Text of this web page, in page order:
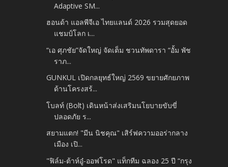
Adaptive SM...
ฮอนด้า แอลพีจีเอ ไทยแลนด์ 2026 รวมสุดยอด
แชมป์โลก เ...
“เอ ศุภชัย”จัดใหญ่ จัดเต็ม ชวนทัพดารา “อั้ม พัช
ราภ...
GUNKUL เปิดกลยุทธ์ใหญ่ 2569 ขยายศักยภาพ
ด้านโครงสร้...
โบลท์ (Bolt) เดินหน้าส่งเสริมนโยบายขับขี่
ปลอดภัย ร...
สยามแตก! "มีน นิชคุณ" เสิร์ฟความออร่ากลาง
เมือง เปิ...
"ฟิล์ม-ต้าห์อู๋-ออฟโรด" แท็กทีม ฉลอง 25 ปี “กรุง